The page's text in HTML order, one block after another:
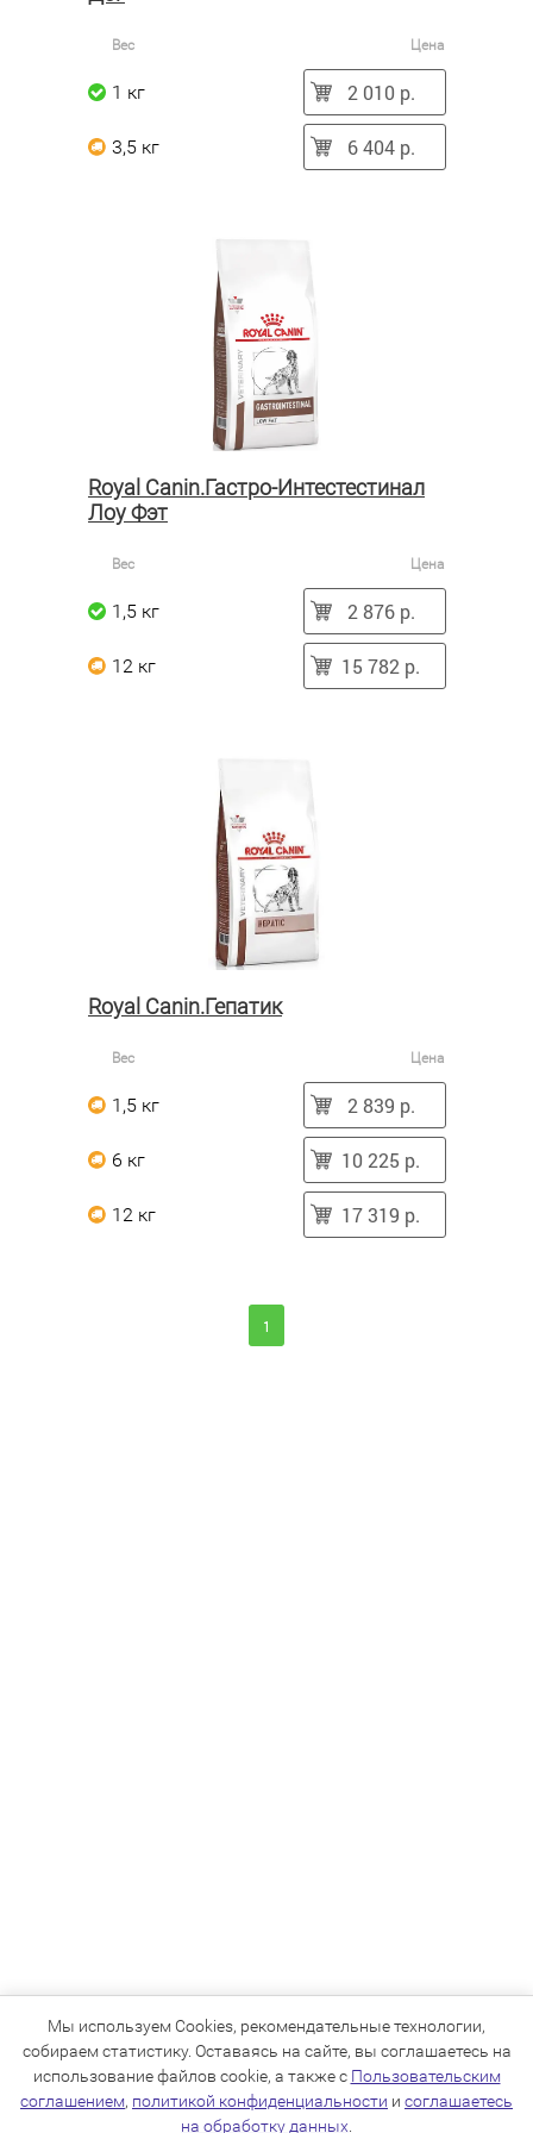
Вес Цена
1 кг 2 010 р.
3,5 кг 6 404 р.
Royal Canin.Гастро-Интестестинал
Лоу Фэт
Вес Цена
1,5 кг 2 876 р.
12 кг 15 782 р.
Royal Canin.Гепатик
Вес Цена
1,5 кг 2 839 р.
6 кг 10 225 р.
12 кг 17 319 р.
1
Мы используем Cookies, рекомендательные технологии,
собираем статистику. Оставаясь на сайте, вы соглашаетесь на
использование файлов cookie, а также с Пользовательским
соглашением, политикой конфиденциальности и соглашаетесь
на обработку данных